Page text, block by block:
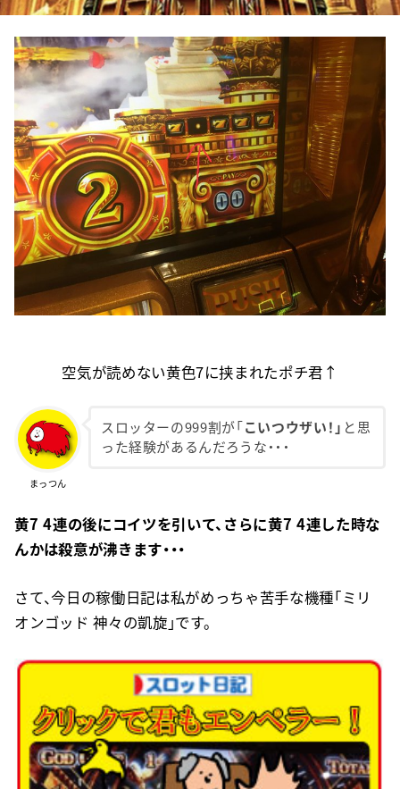
空気が読めない黄色7に挟まれたポチ君↑
まっつん
スロッターの999割が「こいつウザい！」 と思
った経験があるんだろうな・・・
黄7 4連の後にコイツを引いて、さらに黄7 4連した時な
んかは殺意が沸きます・・・
さて、今日の稼働日記は私がめっちゃ苦手な機種「ミリ
オンゴッド 神々の凱旋」です。